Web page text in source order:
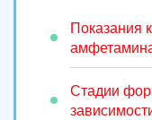
Показания
Стадии